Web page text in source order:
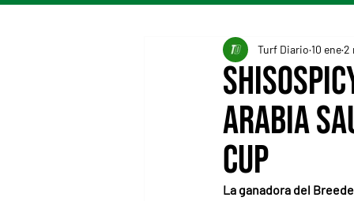
Arabia
Cup
Turf Diario 10 ene2
La ganadora del